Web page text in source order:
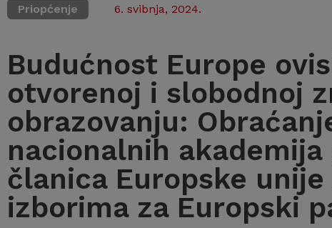
Priopćenje 6. svibnja, 2024.
Budućnost Europe
otvorenoj i slobodnoj
obrazovanju:
nacionalnih
članica Europske
izborima za Europski